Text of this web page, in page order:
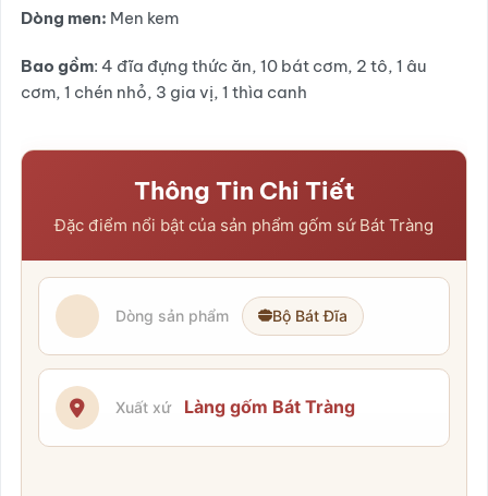
Dòng men: Men kem
Bao gồm: 4 đĩa đựng thức ăn, 10 bát cơm, 2 tô, 1 âu
cơm, 1 chén nhỏ, 3 gia vị, 1 thìa canh
Thông Tin Chi Tiết
Đặc điểm nổi bật của sản phẩm gốm sứ Bát Tràng
Dòng sản phẩm Bộ Bát Đĩa
Xuất xứ Làng gốm Bát Tràng